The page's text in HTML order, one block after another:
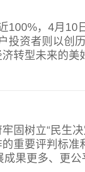
100%，4月10
投资者则以创
转型未来的美
固树立“民生
重要评判标准
果更多、更